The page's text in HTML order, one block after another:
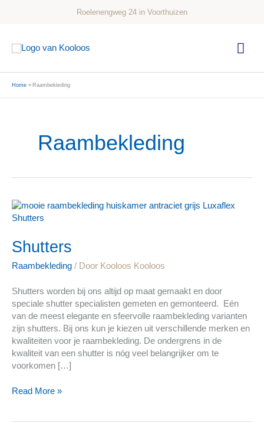
inhoud
Roelenengweg 24 in Voorthuizen
Home Raambekleding
Raambekleding
Shutters
Raambekleding / Door Kooloos Kooloos
Shutters worden bij ons altijd op maat gemaakt en door
speciale shutter specialisten gemeten en gemonteerd. Eén
van de meest elegante en sfeervolle raambekleding varianten
zijn shutters. Bij ons kun je kiezen uit verschillende merken en
kwaliteiten voor je raambekleding. De ondergrens in de
kwaliteit van een shutter is nóg veel belangrijker om te
voorkomen […]
Shutters
Read More »